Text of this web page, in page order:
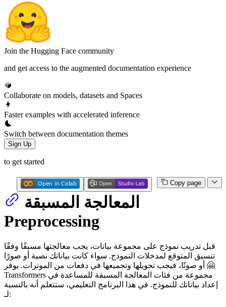
Join the Hugging Face community
and get access to the augmented documentation experience
Collaborate on models, datasets and Spaces
Faster examples with accelerated inference
Switch between documentation themes
Sign Up
to get started
Copy page
المعالجة المسبقة
Preprocessing
قبل تدريب نموذج على مجموعة بيانات، يجب معالجتها مسبقًا وفقًا
تنسيق المتوقع لمدخلات النموذج. سواء كانت بياناتك نصية أو صورًا
أو صوتًا، فيجب تحويلها وتجميعها في دفعات من الموترات. يوفر 🤗
Transformers مجموعة من فئات المعالجة المسبقة للمساعدة في
إعداد بياناتك للنموذج. في هذا البرنامج التعليمي، ستتعلم أنه بالنسبة
لـ: